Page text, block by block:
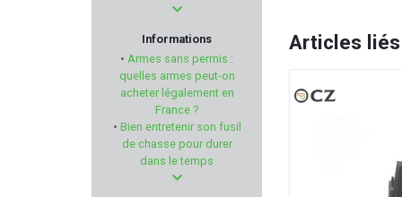
RITON
TDC
SUPERLATIVE ARMS
Informations
• Armes sans permis :
quelles armes peut-on
acheter légalement en
France ?
• Bien entretenir son fusil
de chasse pour durer
dans le temps
Articles